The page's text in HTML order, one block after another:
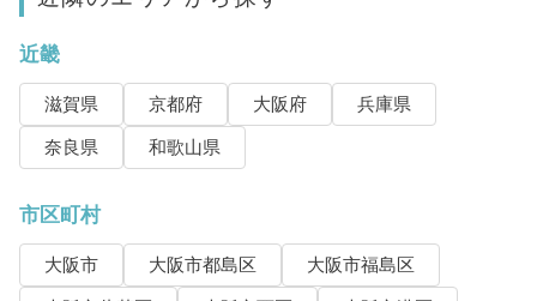
近畿
滋賀県 京都府 大阪府
兵庫県
奈良県
和歌山県
市区町村
大阪市 大阪市都島区
大阪市福島区